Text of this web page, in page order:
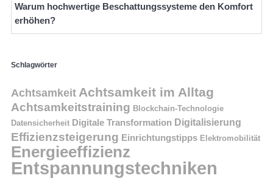
Warum hochwertige Beschattungssysteme den Komfort
erhöhen?
Schlagwörter
Achtsamkeit Achtsamkeit im Alltag
Achtsamkeitstraining Blockchain-Technologie
Datensicherheit Digitale Transformation Digitalisierung
Effizienzsteigerung Einrichtungstipps Elektromobilität
Energieeffizienz
Entspannungstechniken